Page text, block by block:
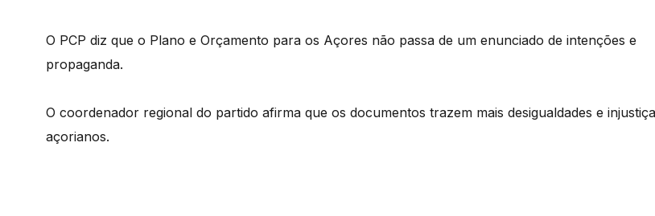
O PCP diz que o Plano e Orçamento para os Açores não passa de um enunciado de intenções e
propaganda.
O coordenador regional do partido afirma que os documentos trazem mais desigualdades e
açorianos.